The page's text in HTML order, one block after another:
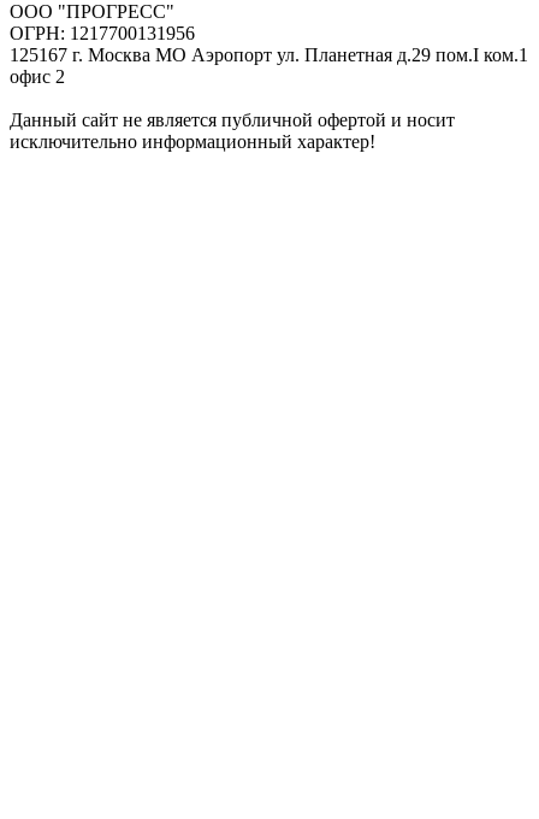
ООО "ПРОГРЕСС"
ОГРН: 1217700131956
125167 г. Москва МО Аэропорт ул. Планетная д.29 пом.I ком.1
офис 2
Данный сайт не является публичной офертой и носит
исключительно информационный характер!